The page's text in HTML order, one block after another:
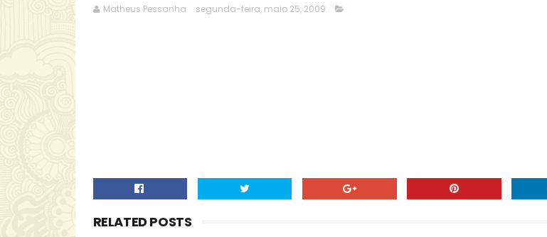
Matheus Pessanha segunda-feira, maio 25, 2009
RELATED POSTS